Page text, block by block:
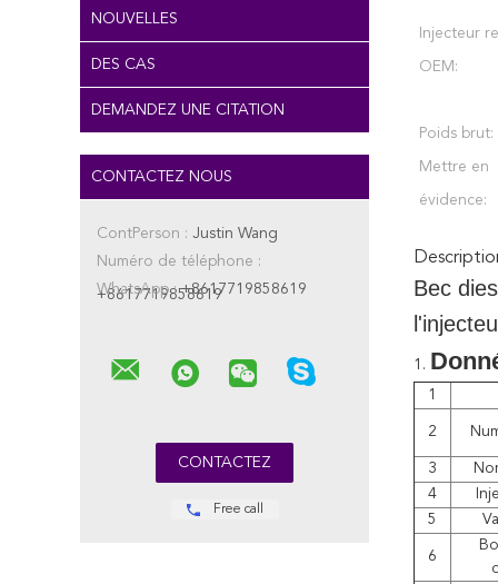
NOUVELLES
DES CAS
DEMANDEZ UNE CITATION
CONTACTEZ NOUS
ContPerson : Justin Wang
Numéro de téléphone :
+8617719858619
WhatsApp :+8617719858619
Free call
Injecteur
OEM:
Poids brut:
Mettre en
évidence:
Bec
1.
1
2
3
4
5
6